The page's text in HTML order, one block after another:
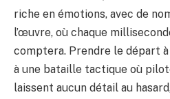
riche en émotions, avec de
l’œuvre, où chaque
comptera. Prendre le départ à
à une bataille tactique où
laissent aucun détail au hasard,